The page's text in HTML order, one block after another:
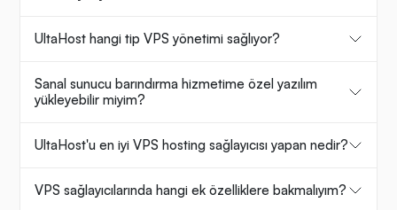
UltaHost hangi tip VPS yönetimi sağlıyor?
Sanal sunucu barındırma hizmetime özel yazılım
yükleyebilir miyim?
UltaHost'u en iyi VPS hosting sağlayıcısı yapan nedir?
VPS sağlayıcılarında hangi ek özelliklere bakmalıyım?